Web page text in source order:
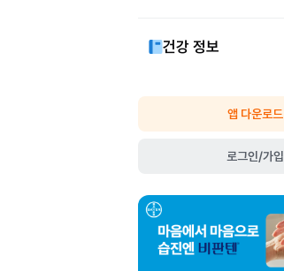
건강 정보
앱 다운로드
로그인/가입